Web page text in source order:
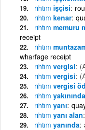
rıhtım işçisi
rıhtım kenar
rıhtım memuru
receipt
rıhtım
wharfage receipt
rıhtım vergisi
rıhtım vergisi
rıhtım vergisi
rıhtım
rıhtım yanı
rıhtım yanı alan
rıhtım yanında